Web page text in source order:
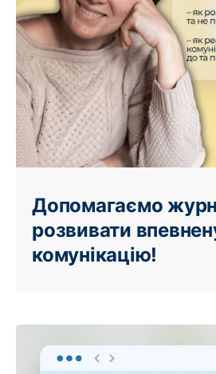
Допомагаємо
розвивати
комунікацію!